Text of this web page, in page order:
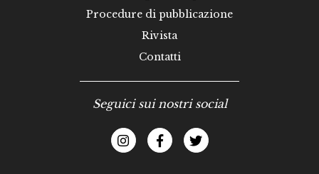
Procedure di pubblicazione
Rivista
Contatti
Seguici sui nostri social